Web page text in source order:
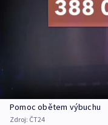
Pomoc obětem výbuchu
Zdroj: ČT24